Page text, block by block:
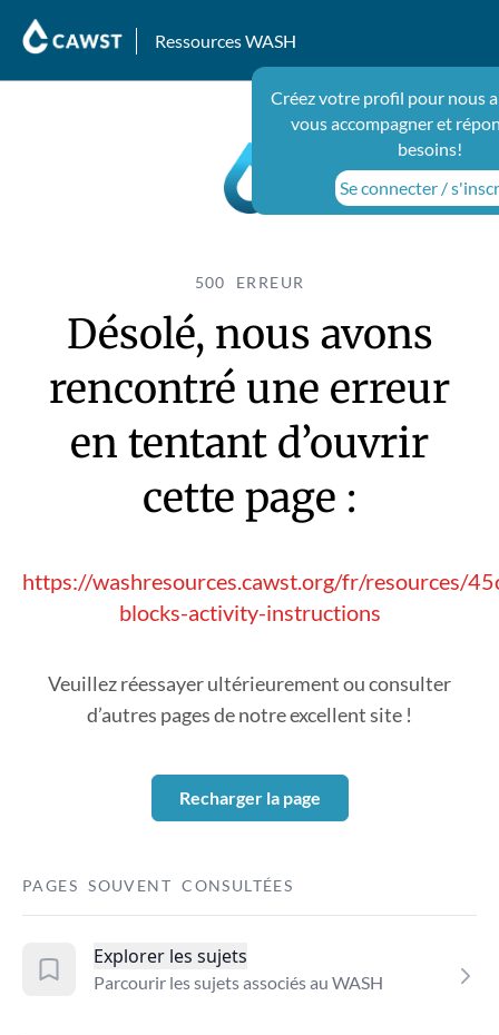
Ressources WASH
Créez votre profil pour nous
vous accompagner et
besoins!
Se connecter /
500 ERREUR
Désolé, nous avons
rencontré une erreur
en tentant d’ouvrir
cette page :
https://washresources.cawst.org/fr/resources/
blocks-activity-instructions
Veuillez réessayer ultérieurement ou consulter
d’autres pages de notre excellent site !
Recharger la page
PAGES SOUVENT CONSULTÉES
Explorer les sujets
Parcourir les sujets associés au WASH